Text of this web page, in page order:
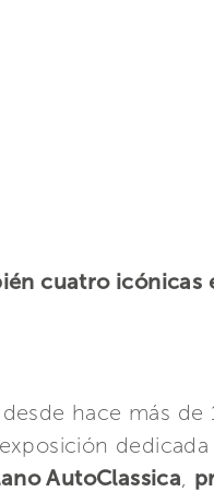
cuatro icónicas
hace más de
AutoClassica,